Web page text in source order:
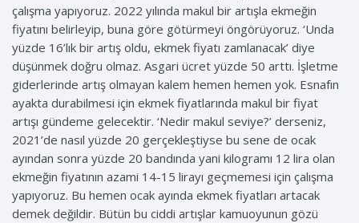
çalışma yapıyoruz. 2022 yılında makul bir artışla ekmeğin
fiyatını belirleyip, buna göre götürmeyi öngörüyoruz. ‘Unda
yüzde 16’lık bir artış oldu, ekmek fiyatı zamlanacak’ diye
düşünmek doğru olmaz. Asgari ücret yüzde 50 arttı. İşletme
giderlerinde artış olmayan kalem hemen hemen yok. Esnafın
ayakta durabilmesi için ekmek fiyatlarında makul bir fiyat
artışı gündeme gelecektir. ‘Nedir makul seviye?’ derseniz,
2021’de nasıl yüzde 20 gerçekleştiyse bu sene de ocak
ayından sonra yüzde 20 bandında yani kilogramı 12 lira olan
ekmeğin fiyatının azami 14-15 lirayı geçmemesi için çalışma
yapıyoruz. Bu hemen ocak ayında ekmek fiyatları artacak
demek değildir. Bütün bu ciddi artışlar kamuoyunun gözü